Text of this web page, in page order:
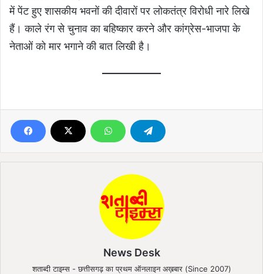
में पेंट हुए शासकीय भवनों की दीवारों पर लोकतंत्र विरोधी नारे लिखे
हैं। काले रंग से चुनाव का बहिष्कार करने और कांग्रेस-भाजपा के
नेताओं को मार भगाने की बात लिखी है।
News Desk
शताब्दी टाइम्स - छत्तीसगढ़ का प्रथम ऑनलाइन अख़बार (Since 2007)